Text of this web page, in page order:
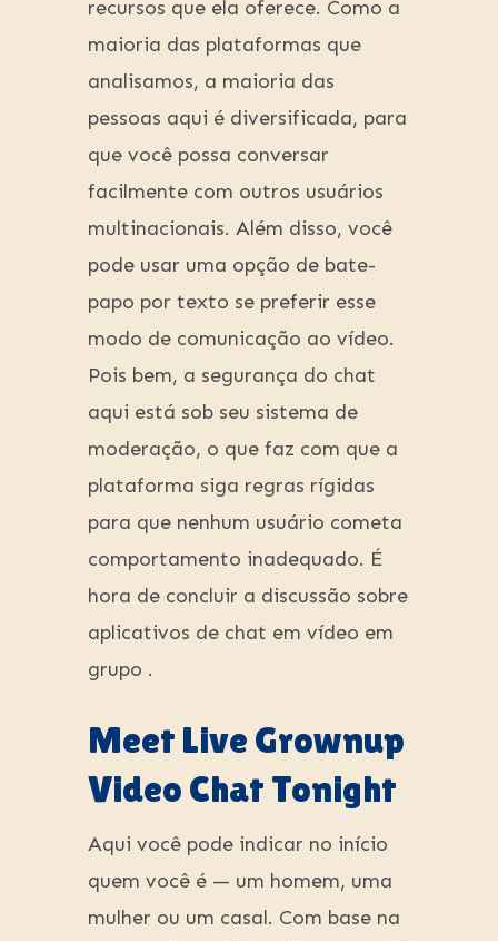
recursos que ela oferece. Como a
maioria das plataformas que
analisamos, a maioria das
pessoas aqui é diversificada, para
que você possa conversar
facilmente com outros usuários
multinacionais. Além disso, você
pode usar uma opção de bate-
papo por texto se preferir esse
modo de comunicação ao vídeo.
Pois bem, a segurança do chat
aqui está sob seu sistema de
moderação, o que faz com que a
plataforma siga regras rígidas
para que nenhum usuário cometa
comportamento inadequado. É
hora de concluir a discussão sobre
aplicativos de chat em vídeo em
grupo .
Meet Live Grownup
Video Chat Tonight
Aqui você pode indicar no início
quem você é — um homem, uma
mulher ou um casal. Com base na